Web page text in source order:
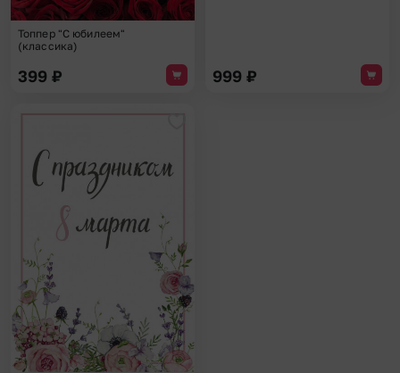
Топпер "С юбилеем"
(классика)
399 ₽ 999 ₽